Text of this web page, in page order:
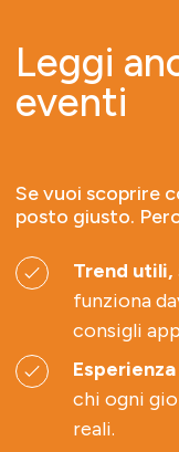
Leggi
eventi
Se vuoi scoprire
posto giusto.
Trend utili,
funziona
consigli
chi ogni
reali.